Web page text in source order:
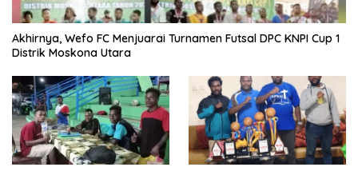
Akhirnya, Wefo FC Menjuarai Turnamen Futsal DPC KNPI Cup 1
Distrik Moskona Utara